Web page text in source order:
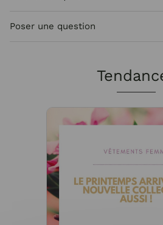
Poser une question